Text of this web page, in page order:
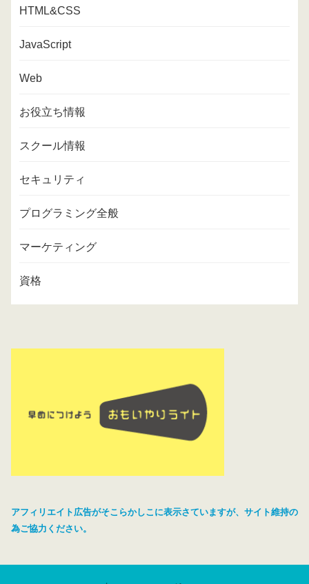
HTML&CSS
JavaScript
Web
お役立ち情報
スクール情報
セキュリティ
プログラミング全般
マーケティング
資格
アフィリエイト広告がそこらかしこに表示さていますが、サイト維持の
為ご協力ください。